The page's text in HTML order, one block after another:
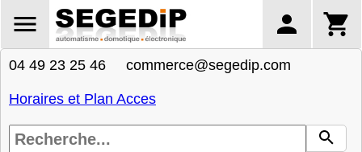
04 49 23 25 46 commerce@segedip.com
Horaires et Plan Acces